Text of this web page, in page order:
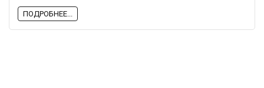
ПОДРОБНЕЕ...